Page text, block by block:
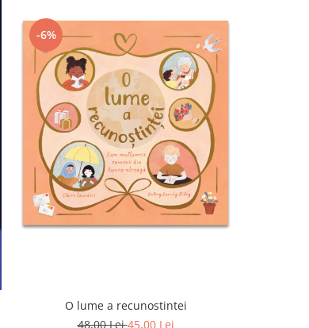
-6%
O lume a recunostintei
48,00 Lei45,00 Lei